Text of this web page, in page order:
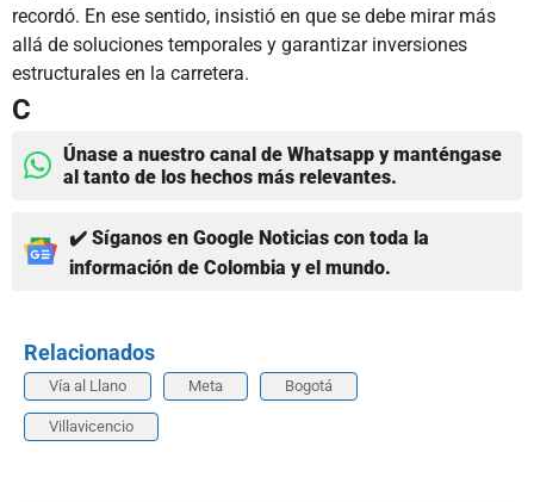
recordó. En ese sentido, insistió en que se debe mirar más
allá de soluciones temporales y garantizar inversiones
estructurales en la carretera.
C
Únase a nuestro canal de Whatsapp y manténgase
al tanto de los hechos más relevantes.
✔️ Síganos en Google Noticias con toda la
información de Colombia y el mundo.
Relacionados
Vía al Llano Meta Bogotá
Villavicencio